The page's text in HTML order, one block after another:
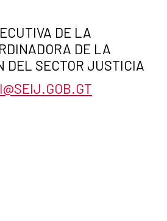
DE LA
DE LA
DEL SECTOR JUSTICIA